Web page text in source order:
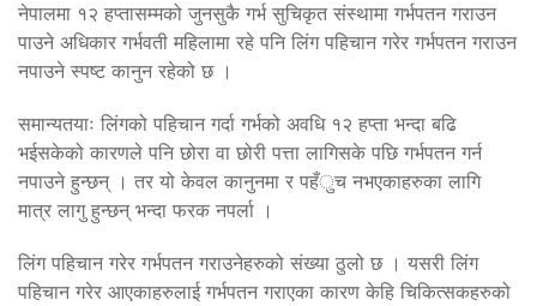
नेपालमा १२ हप्तासम्मको जुनसुकै गर्भ सुचिकृत संस्थामा गर्भपतन गराउन
पाउने अधिकार गर्भवती महिलामा रहे पनि लिंग पहिचान गरेर गर्भपतन गराउन
नपाउने स्पष्ट कानुन रहेको छ ।
समान्यतयाः लिंगको पहिचान गर्दा गर्भको अवधि १२ हप्ता भन्दा बढि
भईसकेको कारणले पनि छोरा वा छोरी पत्ता लागिसके पछि गर्भपतन गर्न
नपाउने हुन्छन् । तर यो केवल कानुनमा र पहँुच नभएकाहरुका लागि
मात्र लागु हुन्छन् भन्दा फरक नपर्ला ।
लिंग पहिचान गरेर गर्भपतन गराउनेहरुको संख्या ठुलो छ । यसरी लिंग
पहिचान गरेर आएकाहरुलाई गर्भपतन गराएका कारण केहि चिकित्सकहरुको